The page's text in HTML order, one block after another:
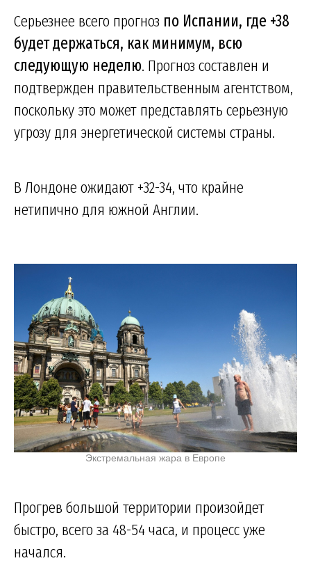
Серьезнее всего прогноз по Испании, где +38
будет держаться, как минимум, всю
следующую неделю. Прогноз составлен и
подтвержден правительственным агентством,
поскольку это может представлять серьезную
угрозу для энергетической системы страны.
В Лондоне ожидают +32-34, что крайне
нетипично для южной Англии.
Экстремальная жара в Европе
Прогрев большой территории произойдет
быстро, всего за 48-54 часа, и процесс уже
начался.